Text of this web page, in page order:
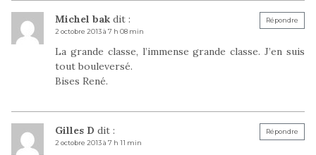
Michel bak dit :
2 octobre 2013 à 7 h 08 min
La grande classe, l’immense grande classe. J’en suis
tout bouleversé.
Bises René.
Répondre
Gilles D dit :
2 octobre 2013 à 7 h 11 min
Répondre